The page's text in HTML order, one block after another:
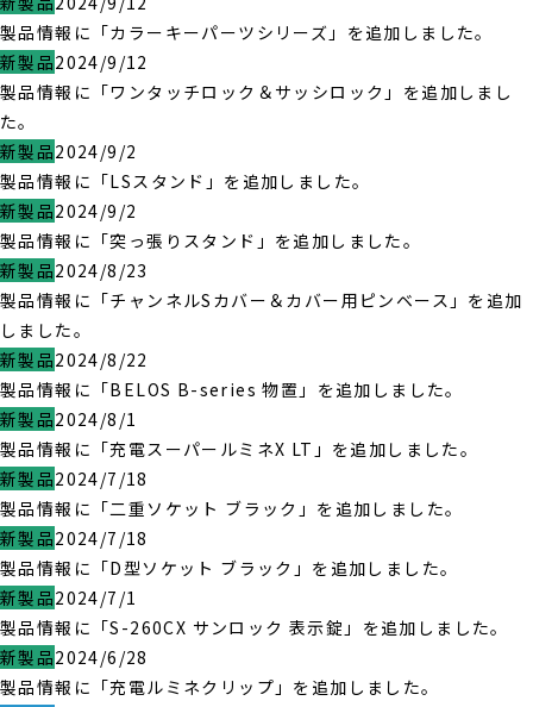
製品情報に「カラーキーパーツシリーズ」を追加しました。
新製品2024/9/12
製品情報に「ワンタッチロック＆サッシロック」を追加しまし
た。
新製品2024/9/2
製品情報に「LSスタンド」を追加しました。
新製品2024/9/2
製品情報に「突っ張りスタンド」を追加しました。
新製品2024/8/23
製品情報に「チャンネルSカバー＆カバー用ピンベース」を追加
しました。
新製品2024/8/22
製品情報に「BELOS B-series 物置」を追加しました。
新製品2024/8/1
製品情報に「充電スーパールミネX LT」を追加しました。
新製品2024/7/18
製品情報に「二重ソケット ブラック」を追加しました。
新製品2024/7/18
製品情報に「D型ソケット ブラック」を追加しました。
新製品2024/7/1
製品情報に「S-260CX サンロック 表示錠」を追加しました。
新製品2024/6/28
製品情報に「充電ルミネクリップ」を追加しました。